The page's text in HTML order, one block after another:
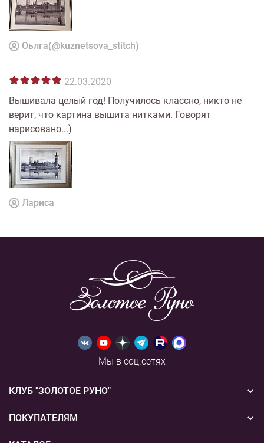
Оьлга(@kuznetsova_stitch)
22.03.2020
Вышивала целый год! Получилось классно, никто не
верит, что картина вышита нитками. Говорят
нарисовано...)
Лариса
Мы в соц.сетях
КЛУБ "ЗОЛОТОЕ РУНО"
Новости
Акции
ПОКУПАТЕЛЯМ